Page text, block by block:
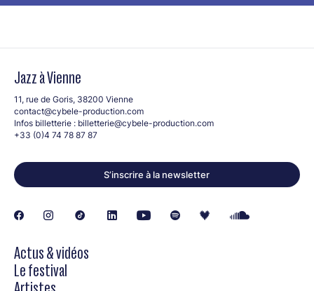
Jazz à Vienne
11, rue de Goris, 38200 Vienne
contact@cybele-production.com
Infos billetterie : billetterie@cybele-production.com
+33 (0)4 74 78 87 87
S’inscrire à la newsletter
Actus & vidéos
Le festival